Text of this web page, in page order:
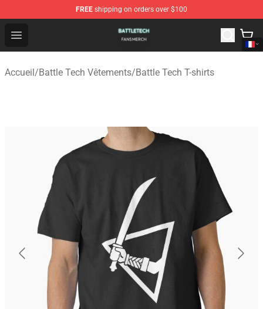
FREE shipping on orders over $100
Open menu
Battle Tech Shop - Official Battle Tech Merchandise Store
Accueil/Battle Tech Vêtements/Battle Tech T-shirts